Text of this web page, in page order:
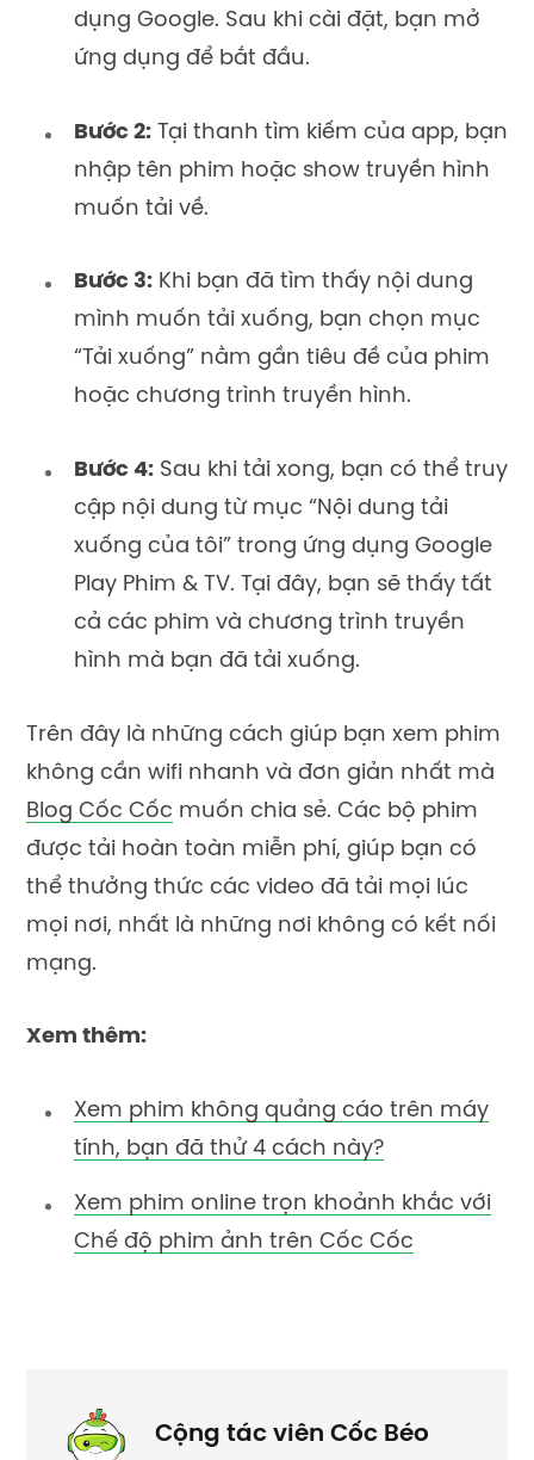
dụng Google. Sau khi cài đặt, bạn mở
ứng dụng để bắt đầu.
Bước 2: Tại thanh tìm kiếm của app, bạn
nhập tên phim hoặc show truyền hình
muốn tải về.
Bước 3: Khi bạn đã tìm thấy nội dung
mình muốn tải xuống, bạn chọn mục
“Tải xuống” nằm gần tiêu đề của phim
hoặc chương trình truyền hình.
Bước 4: Sau khi tải xong, bạn có thể truy
cập nội dung từ mục “Nội dung tải
xuống của tôi” trong ứng dụng Google
Play Phim & TV. Tại đây, bạn sẽ thấy tất
cả các phim và chương trình truyền
hình mà bạn đã tải xuống.
Trên đây là những cách giúp bạn xem phim
không cần wifi nhanh và đơn giản nhất mà
Blog Cốc Cốc muốn chia sẻ. Các bộ phim
được tải hoàn toàn miễn phí, giúp bạn có
thể thưởng thức các video đã tải mọi lúc
mọi nơi, nhất là những nơi không có kết nối
mạng.
Xem thêm:
Xem phim không quảng cáo trên máy
tính, bạn đã thử 4 cách này?
Xem phim online trọn khoảnh khắc với
Chế độ phim ảnh trên Cốc Cốc
Cộng tác viên Cốc Béo